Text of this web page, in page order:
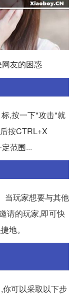
友的困惑
,按一下"攻击"就
按CTRL+X
范围...
当玩家想要与其他
请的玩家,即可快
地。
可以采取以下步